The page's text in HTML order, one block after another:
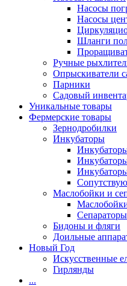
Насосы
Насосы
Шланги
Ручные
Опрыскиватели
Парники
Садовый
Уникальные товары
Фермерские товары
Зернодробилки
Инкубаторы
Маслобойки и
Сепараторы
Бидоны и фляги
Доильные
Новый Год
Искусственные
Гирлянды
...